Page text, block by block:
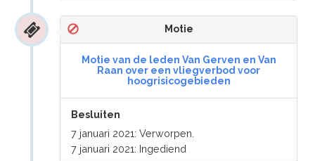
Motie
Motie van de leden Van Gerven en Van
Raan over een vliegverbod voor
hoogrisicogebieden
Besluiten
7 januari 2021: Verworpen.
7 januari 2021: Ingediend